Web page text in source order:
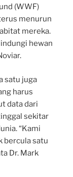
(WWF)
menurun
mereka.
hewan
satu juga
harus
data dari
sekitar
“Kami
bercula satu
Dr. Mark